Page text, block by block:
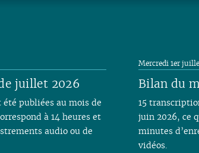
juillet 2026
publiées au mois de
à 14 heures et
audio ou de
Bilan du
Mercredi 1er
15
juin 2026, ce
minutes
vidéos.